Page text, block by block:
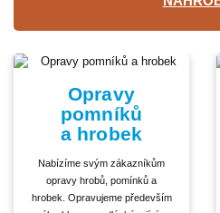
Opravy
pomníků
a hrobek
Nabízíme svým zákazníkům
opravy hrobů, pomínků a
hrobek. Opravujeme především